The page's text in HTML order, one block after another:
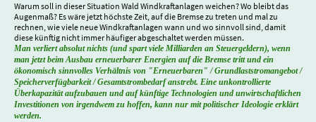
Warum soll in dieser Situation Wald Windkraftanlagen weichen? Wo bleibt das
Augenmaß? Es wäre jetzt höchste Zeit, auf die Bremse zu treten und mal zu
rechnen, wie viele neue Windkraftanlagen wann und wo sinnvoll sind, damit
diese künftig nicht immer häufiger abgeschaltet werden müssen.
Man verliert absolut nichts (und spart viele Milliarden an Steuergeldern), wenn
man jetzt beim Ausbau erneuerbarer Energien auf die Bremse tritt und ein
ökonomisch sinnvolles Verhältnis von "Erneuerbaren" / Grundlaststromangebot /
Speicherverfügbarkeit / Gesamtstrombedarf anstrebt. Eine unkontrollierte
Überkapazität aufzubauen und auf künftige Technologien und unwirtschaftlichen
Investitionen von irgendwem zu hoffen, kann nur mit politischer Ideologie erklärt
werden.